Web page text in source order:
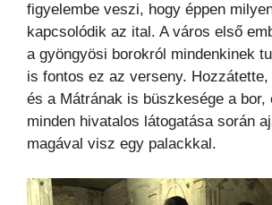
figyelembe veszi, hogy éppen
kapcsolódik az ital. A város első
a gyöngyösi borokról mindenkinek
is fontos ez az verseny.
és a Mátrának is büszkesége a bor,
minden hivatalos látogatása során
magával visz egy palackkal.